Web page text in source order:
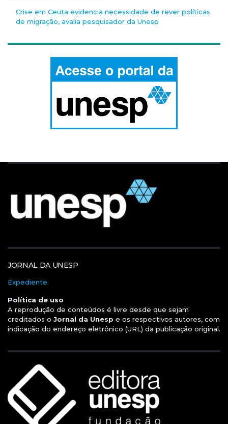
Crise em Ceuta evidencia necessidade de rever políticas
de migração, avalia pesquisador da Unesp
JORNAL DA UNESP
Expediente
Política de uso
A reprodução de conteúdos é livre desde que sejam
creditados o Jornal da Unesp e os respectivos autores, com
indicação do endereço eletrônico (URL) da publicação original.